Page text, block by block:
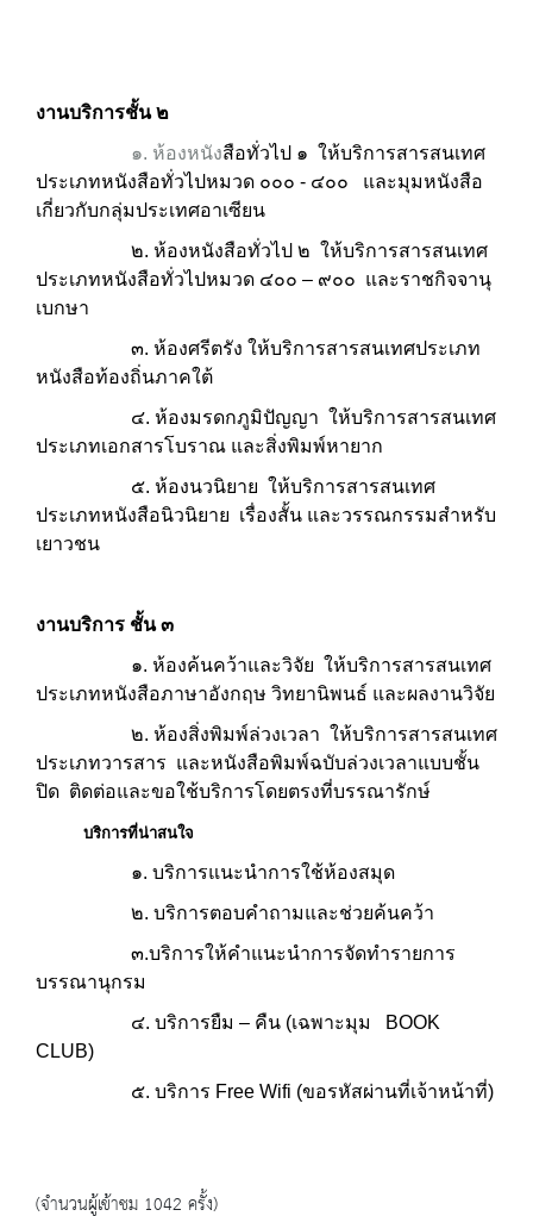
งานบริการชั้น ๒
๑. ห้องหนังสือทั่วไป ๑ ให้บริการสารสนเทศ
ประเภทหนังสือทั่วไปหมวด ๐๐๐ - ๔๐๐ และมุมหนังสือ
เกี่ยวกับกลุ่มประเทศอาเซียน
๒. ห้องหนังสือทั่วไป ๒ ให้บริการสารสนเทศ
ประเภทหนังสือทั่วไปหมวด ๔๐๐ – ๙๐๐ และราชกิจจานุ
เบกษา
๓. ห้องศรีตรัง ให้บริการสารสนเทศประเภท
หนังสือท้องถิ่นภาคใต้
๔. ห้องมรดกภูมิปัญญา ให้บริการสารสนเทศ
ประเภทเอกสารโบราณ และสิ่งพิมพ์หายาก
๕. ห้องนวนิยาย ให้บริการสารสนเทศ
ประเภทหนังสือนิวนิยาย เรื่องสั้น และวรรณกรรมสำหรับ
เยาวชน
งานบริการ ชั้น ๓
๑. ห้องค้นคว้าและวิจัย ให้บริการสารสนเทศ
ประเภทหนังสือภาษาอังกฤษ วิทยานิพนธ์ และผลงานวิจัย
๒. ห้องสิ่งพิมพ์ล่วงเวลา ให้บริการสารสนเทศ
ประเภทวารสาร และหนังสือพิมพ์ฉบับล่วงเวลาแบบชั้น
ปิด ติดต่อและขอใช้บริการโดยตรงที่บรรณารักษ์
บริการที่น่าสนใจ
๑. บริการแนะนำการใช้ห้องสมุด
๒. บริการตอบคำถามและช่วยค้นคว้า
๓.บริการให้คำแนะนำการจัดทำรายการ
บรรณานุกรม
๔. บริการยืม – คืน (เฉพาะมุม BOOK
CLUB)
๕. บริการ Free Wifi (ขอรหัสผ่านที่เจ้าหน้าที่)
(จำนวนผู้เข้าชม 1042 ครั้ง)